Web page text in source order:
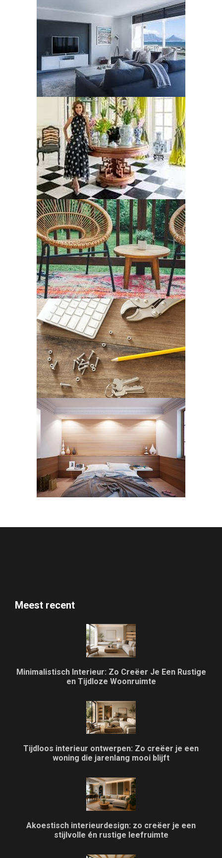
Meest recent
Minimalistisch Interieur: Zo Creëer Je Een Rustige
en Tijdloze Woonruimte
Tijdloos interieur ontwerpen: Zo creëer je een
woning die jarenlang mooi blijft
Akoestisch interieurdesign: zo creëer je een
stijlvolle én rustige leefruimte